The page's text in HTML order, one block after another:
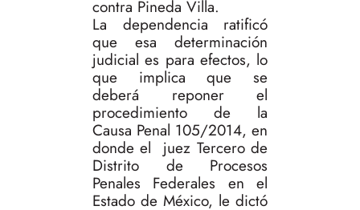
contra Pineda Villa.
La dependencia ratificó
que esa determinación
judicial es para efectos, lo
que implica que se
deberá reponer el
procedimiento de la
Causa Penal 105/2014, en
donde el juez Tercero de
Distrito de Procesos
Penales Federales en el
Estado de México, le dictó